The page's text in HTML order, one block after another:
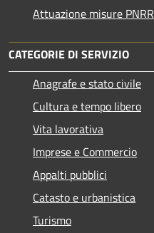
Attuazione misure PNRR
CATEGORIE DI SERVIZIO
Anagrafe e stato civile
Cultura e tempo libero
Vita lavorativa
Imprese e Commercio
Appalti pubblici
Catasto e urbanistica
Turismo